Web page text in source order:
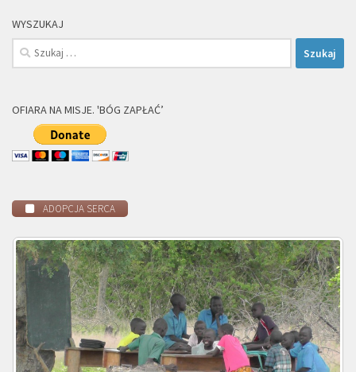
WYSZUKAJ
Szukaj:
OFIARA NA MISJE. 'BÓG ZAPŁAĆ’
ADOPCJA SERCA